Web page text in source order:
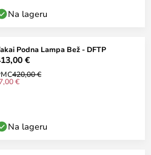
Na lageru
Podna Lampa Bež - DFTP
€
420,00 €
€
Na lageru